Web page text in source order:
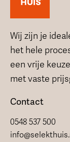
Wij zijn je
het hele
een vrije
met vaste
Contact
0548 537 500